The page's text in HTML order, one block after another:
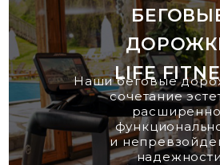
LIFE
Наши беговые
сочетание
и